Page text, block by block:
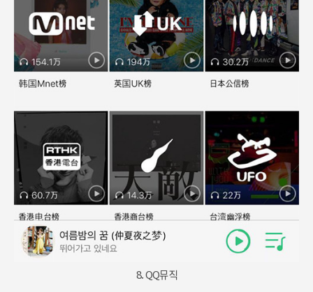
8. QQ뮤직